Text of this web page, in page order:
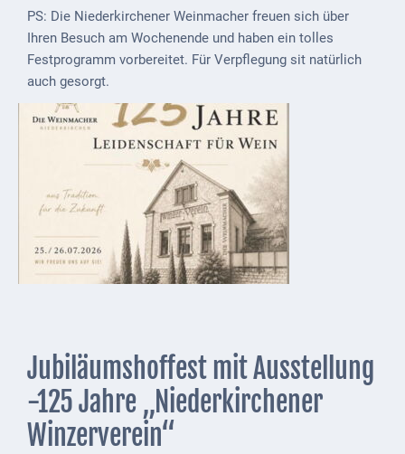
Katastrophenschutz
Notfallnummern
bei
Social
Media
Historisches
Bau
Schwesternhaus
1906
PS: Die Niederkirchener Weinmacher freuen sich über
Ihren Besuch am Wochenende und haben ein tolles
Festprogramm vorbereitet. Für Verpflegung sit natürlich
auch gesorgt.
Jubiläumshoffest mit Ausstellung
-125 Jahre „Niederkirchener
Winzerverein“